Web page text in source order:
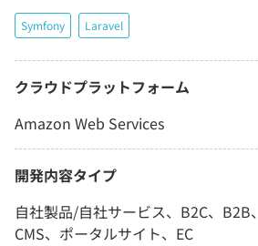
Symfony Laravel
クラウドプラットフォーム
Amazon Web Services
開発内容タイプ
自社製品/自社サービス、B2C、B2B
CMS、ポータルサイト、EC